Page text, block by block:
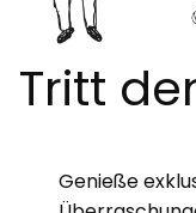
Tritt
Genieße